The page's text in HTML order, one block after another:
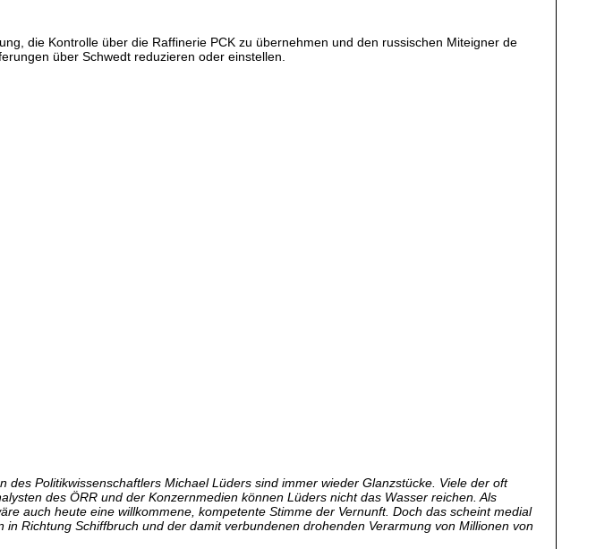
die Kontrolle über die Raffinerie PCK zu übernehmen und den russischen Miteigner de
über Schwedt reduzieren oder einstellen.
Politikwissenschaftlers Michael Lüders sind immer wieder Glanzstücke. Viele der oft
des ÖRR und der Konzernmedien können Lüders nicht das Wasser reichen. Als
auch heute eine willkommene, kompetente Stimme der Vernunft. Doch das scheint medial
Richtung Schiffbruch und der damit verbundenen drohenden Verarmung von Millionen von